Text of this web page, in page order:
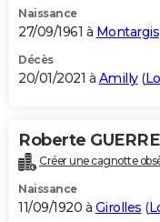
Naissance
27/09/1961 à Montargis
Décès
20/01/2021 à Amilly(
Roberte
Créer une cagnotte
Naissance
11/09/1920 à Girolles (